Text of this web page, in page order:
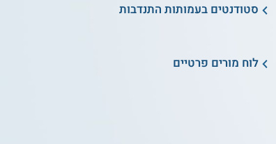
סטודנטים בעמותות התנדבות
לוח מורים פרטיים